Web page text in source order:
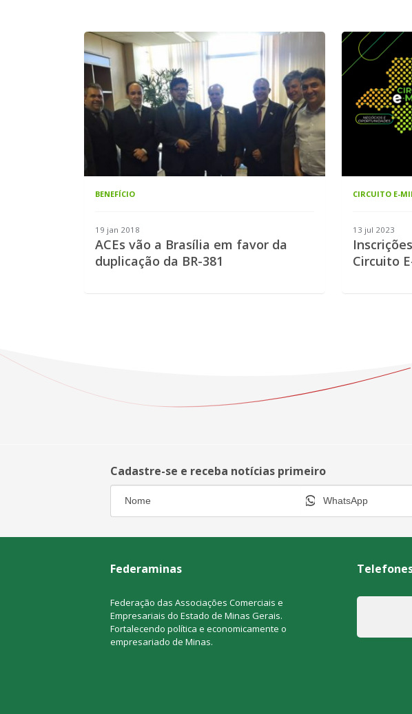
BENEFÍCIO
19 jan 2018
ACEs vão a Brasília em favor da
duplicação da BR-381
CIRCUITO E-
13 jul 2023
Circuito
Cadastre-se e receba notícias primeiro
Federaminas
Federação das Associações Comerciais e
Empresariais do Estado de Minas Gerais.
Fortalecendo política e economicamente o
empresariado de Minas.